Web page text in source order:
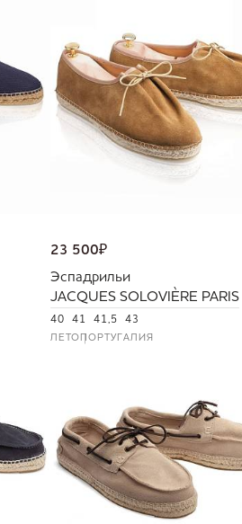
23 500₽
Эспадрильи
JACQUES SOLOVIÈRE PARIS
40 41 41,5 43
ЛЕТОПОРТУГАЛИЯ